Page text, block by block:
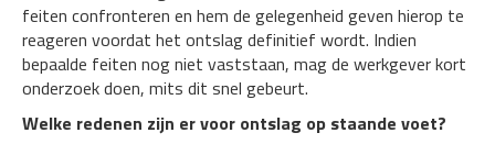
feiten confronteren en hem de gelegenheid geven hierop te
reageren voordat het ontslag definitief wordt. Indien
bepaalde feiten nog niet vaststaan, mag de werkgever kort
onderzoek doen, mits dit snel gebeurt.
Welke redenen zijn er voor ontslag op staande voet?